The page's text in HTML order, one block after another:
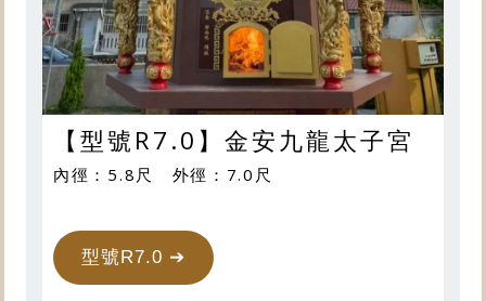
【型號R7.0】金安九龍太子宮
內徑：5.8尺 外徑：7.0尺
型號R7.0 ➔